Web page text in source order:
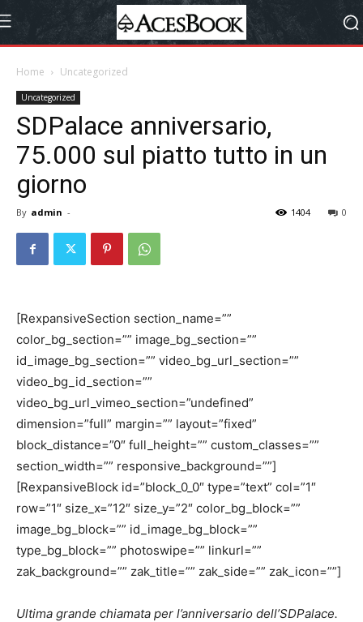
Home Uncategorized
Uncategorized
SDPalace anniversario,
75.000 sul piatto tutto in un
giorno
By admin - 0
1404
[RexpansiveSection section_name=””
color_bg_section=”” image_bg_section=””
id_image_bg_section=”” video_bg_url_section=””
video_bg_id_section=””
video_bg_url_vimeo_section=”undefined”
dimension=”full” margin=”” layout=”fixed”
block_distance=”0″ full_height=”” custom_classes=””
section_width=”” responsive_background=””]
[RexpansiveBlock id=”block_0_0″ type=”text” col=”1″
row=”1″ size_x=”12″ size_y=”2″ color_bg_block=””
image_bg_block=”” id_image_bg_block=””
type_bg_block=”” photoswipe=”” linkurl=””
zak_background=”” zak_title=”” zak_side=”” zak_icon=””]
Ultima grande chiamata per l’anniversario dell’SDPalace.